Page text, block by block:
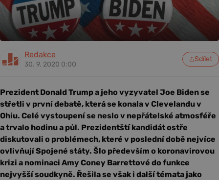
Redakce
30. 9. 2020 0:00
Sdílet
Prezident Donald Trump a jeho vyzyvatel Joe Biden se
střetli v první debatě, která se konala v Clevelandu v
Ohiu. Celé vystoupení se neslo v nepřátelské atmosféře
a trvalo hodinu a půl. Prezidentští kandidát ostře
diskutovali o problémech, které v poslední době nejvíce
ovlivňují Spojené státy. Šlo především o koronavirovou
krizi a nominaci Amy Coney Barrettové do funkce
nejvyšší soudkyně. Řešila se však i další témata jako